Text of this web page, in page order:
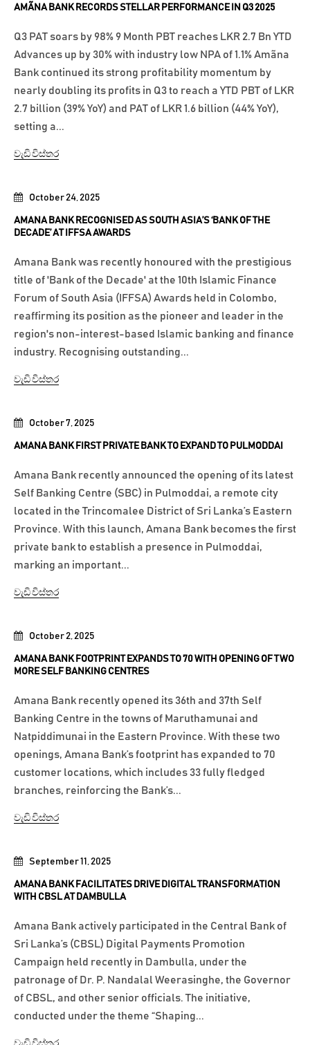
September 11, 2025
AMANA BANK FACILITATES DRIVE DIGITAL TRANSFORMATION
WITH CBSL AT DAMBULLA
Amana Bank actively participated in the Central Bank of
Sri Lanka’s (CBSL) Digital Payments Promotion
Campaign held recently in Dambulla, under the
patronage of Dr. P. Nandalal Weerasinghe, the Governor
of CBSL, and other senior officials. The initiative,
conducted under the theme “Shaping...
October 2, 2025
AMANA BANK FOOTPRINT EXPANDS TO 70 WITH OPENING OF TWO
MORE SELF BANKING CENTRES
Amana Bank recently opened its 36th and 37th Self
Banking Centre in the towns of Maruthamunai and
Natpiddimunai in the Eastern Province. With these two
openings, Amana Bank’s footprint has expanded to 70
customer locations, which includes 33 fully fledged
branches, reinforcing the Bank’s...
වැඩි විස්තර
October 7, 2025
AMANA BANK FIRST PRIVATE BANK TO EXPAND TO PULMODDAI
Amana Bank recently announced the opening of its latest
Self Banking Centre (SBC) in Pulmoddai, a remote city
located in the Trincomalee District of Sri Lanka’s Eastern
Province. With this launch, Amana Bank becomes the first
private bank to establish a presence in Pulmoddai,
marking an important...
වැඩි විස්තර
October 24, 2025
AMANA BANK RECOGNISED AS SOUTH ASIA’S ‘BANK OF THE
DECADE’ AT IFFSA AWARDS
Amana Bank was recently honoured with the prestigious
title of 'Bank of the Decade' at the 10th Islamic Finance
Forum of South Asia (IFFSA) Awards held in Colombo,
reaffirming its position as the pioneer and leader in the
region's non-interest-based Islamic banking and finance
industry. Recognising outstanding...
වැඩි විස්තර
AMÃNA BANK RECORDS STELLAR PERFORMANCE IN Q3 2025
Q3 PAT soars by 98% 9 Month PBT reaches LKR 2.7 Bn YTD
Advances up by 30% with industry low NPA of 1.1% Amãna
Bank continued its strong profitability momentum by
nearly doubling its profits in Q3 to reach a YTD PBT of LKR
2.7 billion (39% YoY) and PAT of LKR 1.6 billion (44% YoY),
setting a...
වැඩි විස්තර